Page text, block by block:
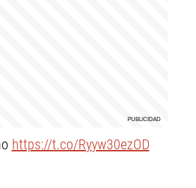
https://t.co/Ryyw30ezOD